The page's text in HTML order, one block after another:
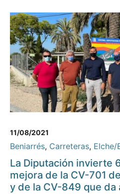
11/08/2021
Beniarrés, Carreteras, Elche/
La Diputación invierte
mejora de la CV-701
y de la CV-849 que da